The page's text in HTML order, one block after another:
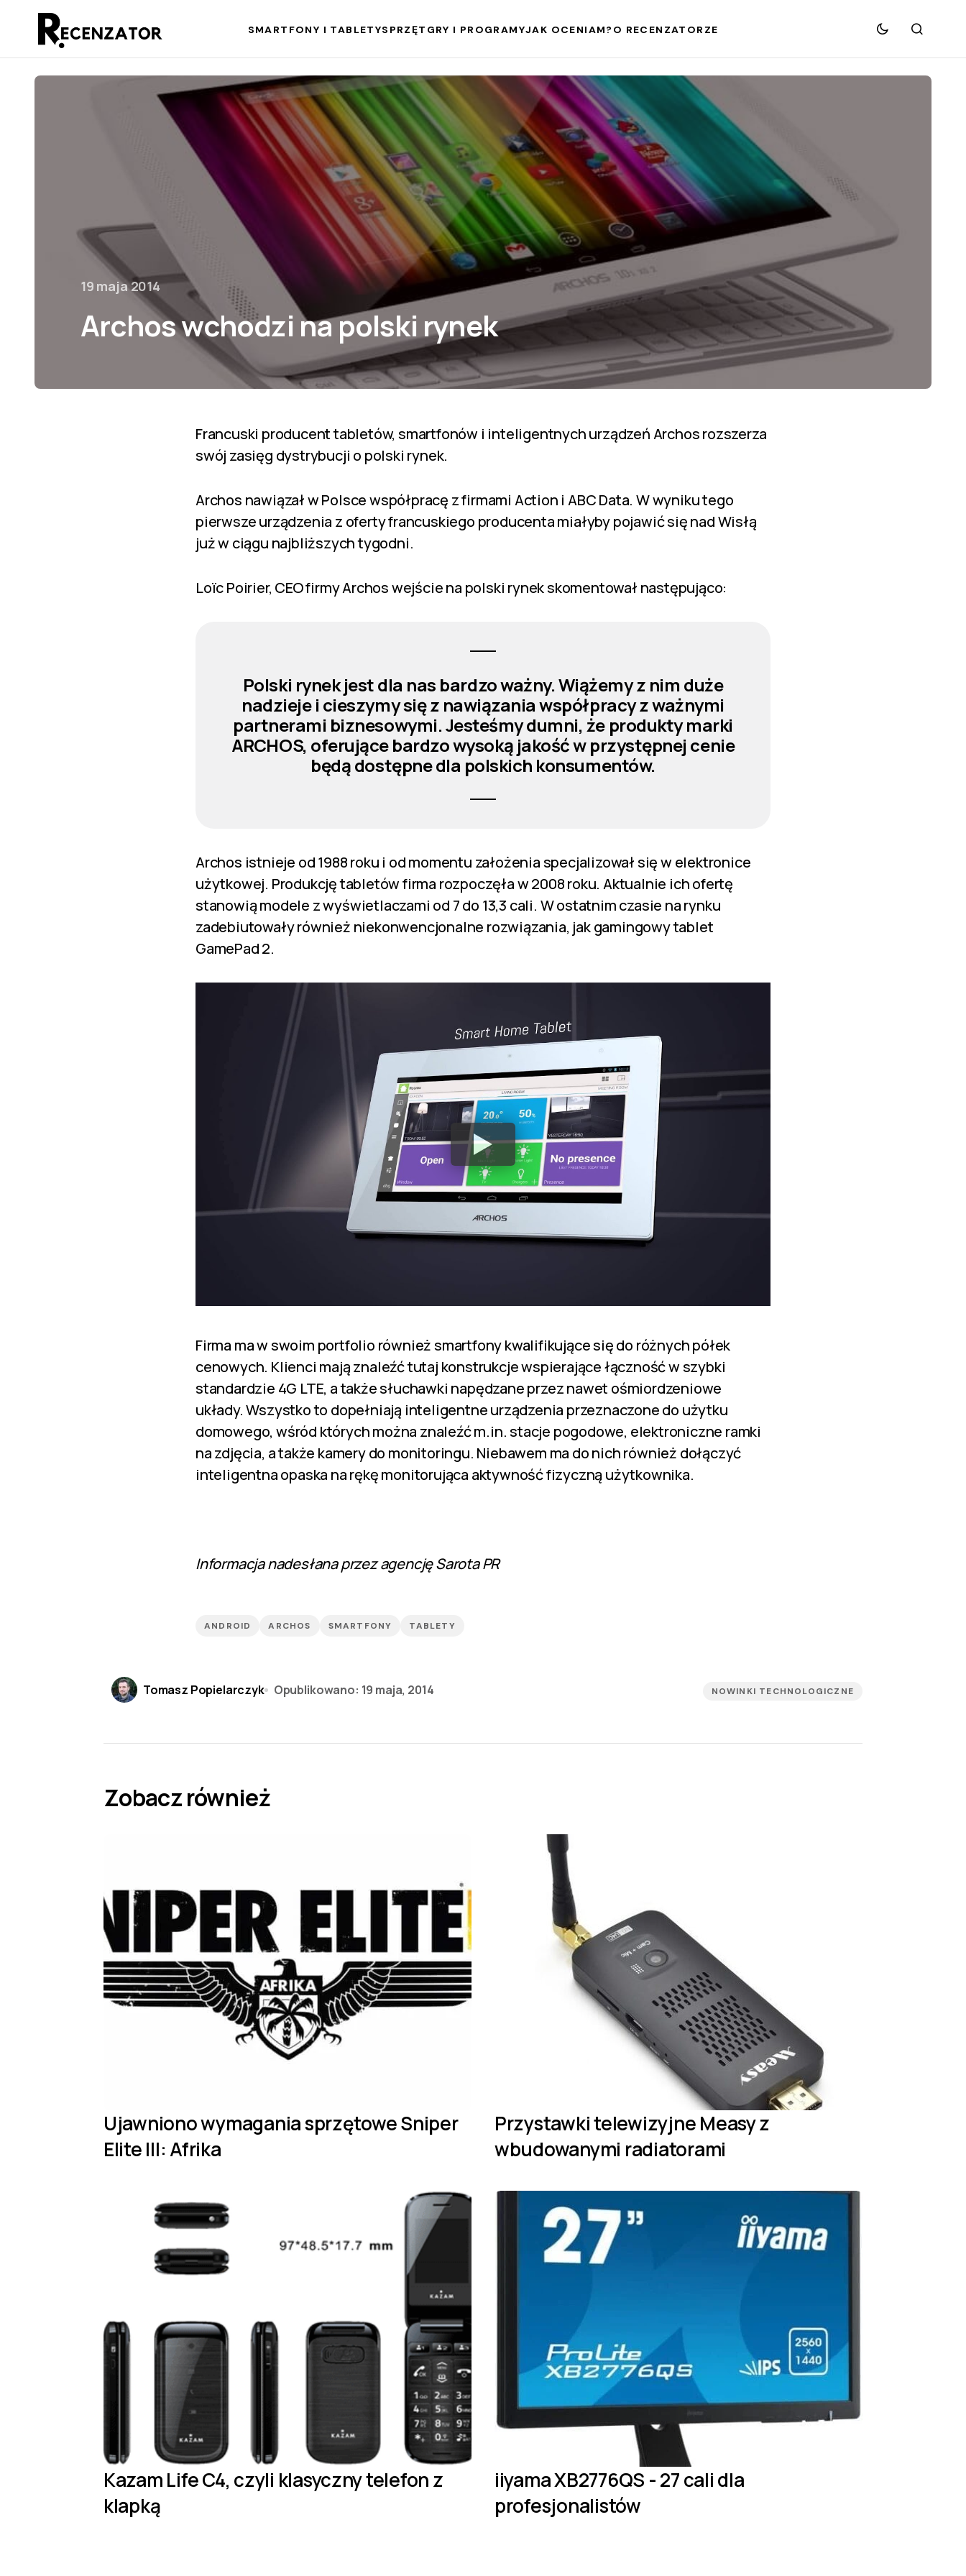
SMARTFONY I TABLETYSPRZĘT GRY I PROGRAMYJAK OCENIAM? O RECENZATORZE
19 maja 2014
Archos wchodzi na polski rynek
Francuski producent tabletów, smartfonów i inteligentnych urządzeń Archos rozszerza
swój zasięg dystrybucji o polski rynek.
Archos nawiązał w Polsce współpracę z firmami Action i ABC Data. W wyniku tego
pierwsze urządzenia z oferty francuskiego producenta miałyby pojawić się nad Wisłą
już w ciągu najbliższych tygodni.
Loïc Poirier, CEO firmy Archos wejście na polski rynek skomentował następująco:
Polski rynek jest dla nas bardzo ważny. Wiążemy z nim duże
nadzieje i cieszymy się z nawiązania współpracy z ważnymi
partnerami biznesowymi. Jesteśmy dumni, że produkty marki
ARCHOS, oferujące bardzo wysoką jakość w przystępnej cenie
będą dostępne dla polskich konsumentów.
Archos istnieje od 1988 roku i od momentu założenia specjalizował się w elektronice
użytkowej. Produkcję tabletów firma rozpoczęła w 2008 roku. Aktualnie ich ofertę
stanowią modele z wyświetlaczami od 7 do 13,3 cali. W ostatnim czasie na rynku
zadebiutowały również niekonwencjonalne rozwiązania, jak gamingowy tablet
GamePad 2.
Firma ma w swoim portfolio również smartfony kwalifikujące się do różnych półek
cenowych. Klienci mają znaleźć tutaj konstrukcje wspierające łączność w szybki
standardzie 4G LTE, a także słuchawki napędzane przez nawet ośmiordzeniowe
układy. Wszystko to dopełniają inteligentne urządzenia przeznaczone do użytku
domowego, wśród których można znaleźć m.in. stacje pogodowe, elektroniczne ramki
na zdjęcia, a także kamery do monitoringu. Niebawem ma do nich również dołączyć
inteligentna opaska na rękę monitorująca aktywność fizyczną użytkownika.
Informacja nadesłana przez agencję Sarota PR
ANDROID ARCHOS SMARTFONY TABLETY
Tomasz Popielarczyk Opublikowano: 19 maja, 2014 NOWINKI TECHNOLOGICZNE
Zobacz również
Ujawniono wymagania sprzętowe Sniper
Elite III: Afrika
Przystawki telewizyjne Measy z
wbudowanymi radiatorami
Kazam Life C4, czyli klasyczny telefon z
klapką
iiyama XB2776QS - 27 cali dla
profesjonalistów